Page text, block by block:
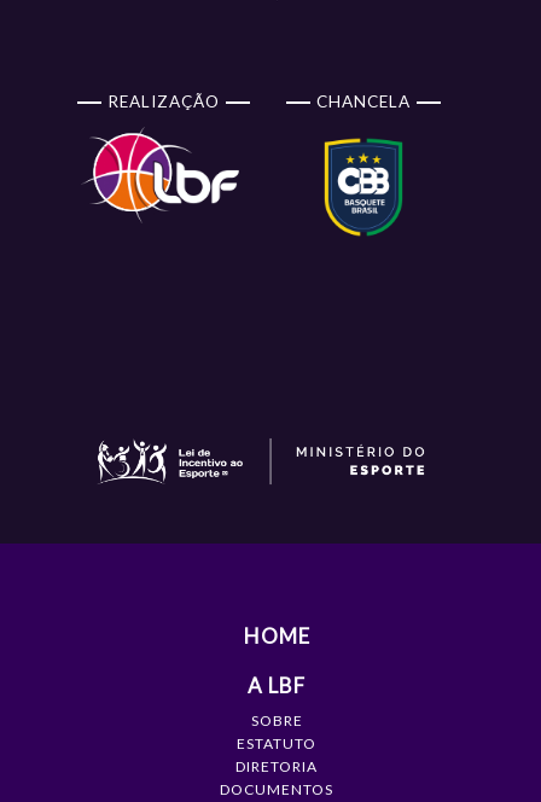
REALIZAÇÃO CHANCELA
HOME
A LBF
SOBRE
ESTATUTO
DIRETORIA
DOCUMENTOS